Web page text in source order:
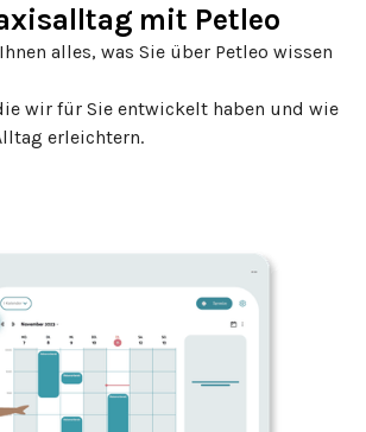
mit Petleo
alles, was Sie über Petleo wissen
wir für Sie entwickelt haben und wie
erleichtern.